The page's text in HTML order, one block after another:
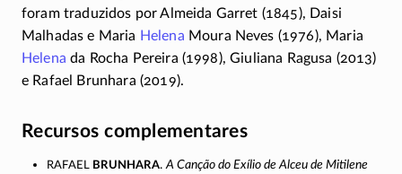
foram traduzidos por Almeida Garret (1845), Daisi
Malhadas e Maria Helena Moura Neves (1976), Maria
Helena da Rocha Pereira (1998), Giuliana Ragusa (2013)
e Rafael Brunhara (2019).
Recursos complementares
Rafael Brunhara.A Canção do Exílio de Alceu de Mitilene